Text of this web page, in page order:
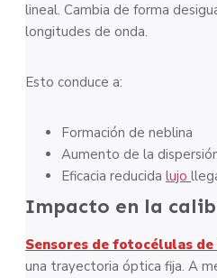
lineal. Cambia de forma
longitudes de onda.
Esto conduce a:
Formación de neblina
Aumento de la
Eficacia reducida lujo
Impacto en la
Sensores de fotocélulas de
una trayectoria óptica fija. A